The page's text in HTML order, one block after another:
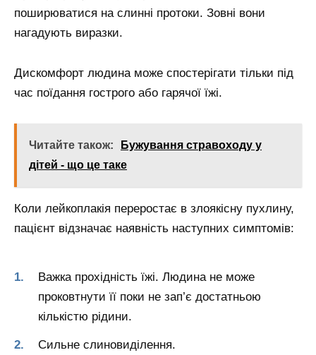
поширюватися на слинні протоки. Зовні вони
нагадують виразки.
Дискомфорт людина може спостерігати тільки під
час поїдання гострого або гарячої їжі.
Читайте також:
Бужування стравоходу у
дітей - що це таке
Коли лейкоплакія переростає в злоякісну пухлину,
пацієнт відзначає наявність наступних симптомів:
Важка прохідність їжі. Людина не може
проковтнути її поки не зап’є достатньою
кількістю рідини.
Сильне слиновиділення.